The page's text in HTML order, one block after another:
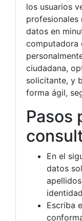
los usuarios
profesionales
datos en
computadora
ciudadana,
solicitante, y
forma ágil,
Pasos
En el
datos
Escriba